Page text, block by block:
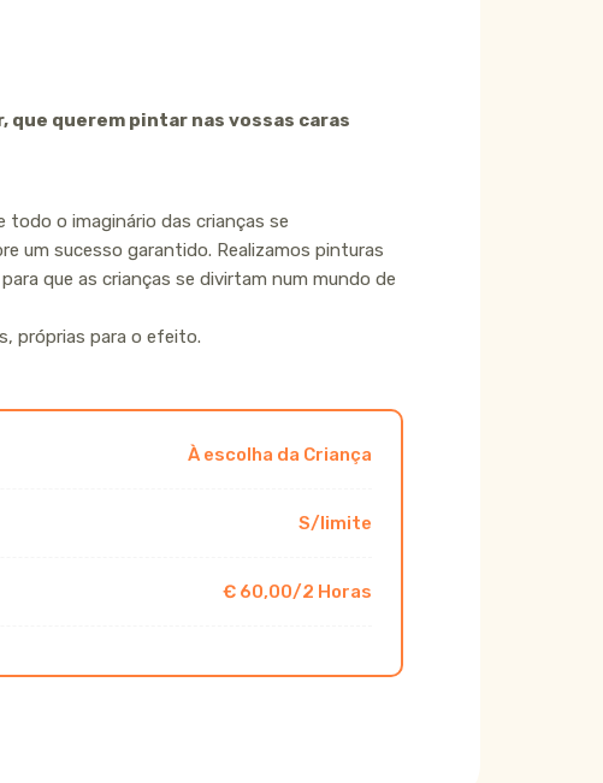
que querem pintar nas vossas caras
todo o imaginário das crianças se
um sucesso garantido. Realizamos pinturas
que as crianças se divirtam num mundo de
próprias para o efeito.
À escolha da Criança
S/limite
€ 60,00/2 Horas